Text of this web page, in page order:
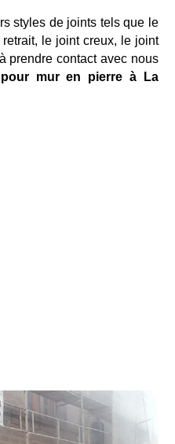
styles de joints tels que le
le joint creux, le joint
prendre contact avec nous
mur en pierre à La